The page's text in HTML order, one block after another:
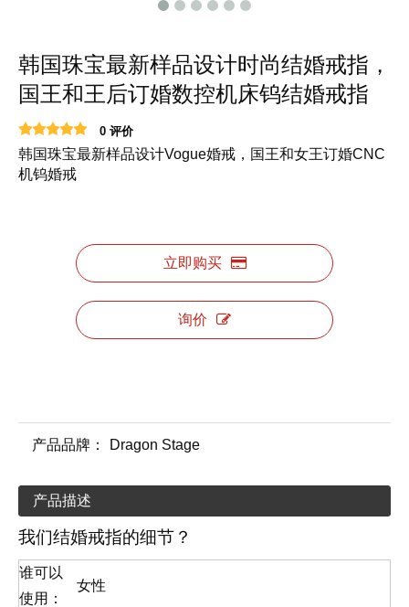
韩国珠宝最新样品设计时尚结婚戒指，
国王和王后订婚数控机床钨结婚戒指
0 评价
韩国珠宝最新样品设计Vogue婚戒，国王和女王订婚CNC
机钨婚戒
立即购买
询价
产品品牌： Dragon Stage
产品描述
我们结婚戒指的细节？
谁可以
使用：
女性